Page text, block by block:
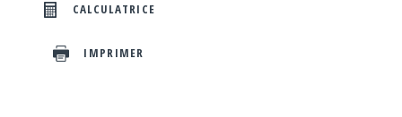
CALCULATRICE
IMPRIMER